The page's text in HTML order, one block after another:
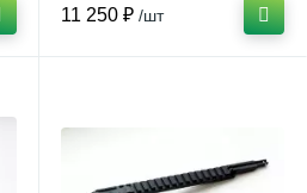
11 250 ₽ /шт